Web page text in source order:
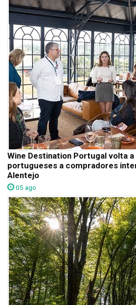
Wine Destination Portugal volta
portugueses a compradores
Alentejo
05 ago